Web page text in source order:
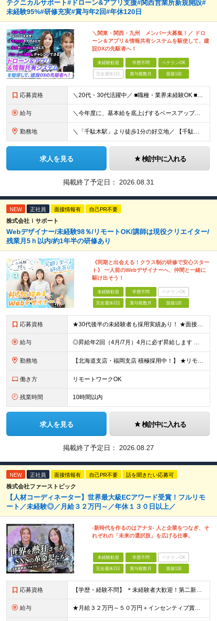
テクニカルサポート#ドローン&アプリ支援#関西営業所新規開設#
未経験95%#研修充実#賞与年2回#年休120日
＼関東・関西・九州 メンバー大募集！／ ドロ
ーン＆アプリ＆情報共有システムを駆使して、建
設DXの先駆者へ！
未経験歓迎 学歴不問 ベテランOK
完全週休2日 賞与複数月 面接1回
応募資格 ＼20代・30代活躍中／ ■職種・業界未経験OK ■第二新卒歓迎 ■学歴不問 ＼こんな方にぴったりです／ ◎ドローン操縦、最新のガジェット、映像クリエイティブに興味がある方 ◎ゲームや機械をいじるの
給与 ＼今年度に、基本給を底上げするベースアップを実施！／ ◆月給23万～40万円＋賞与年2回＋交通費全額支給 ※経験・資格・能力等を考慮の上、当社規定により優遇します。 ※上記の金額に加えて、時間外手当
勤務地 ＼「千駄木駅」より徒歩1分の好立地／ 【千駄木営業所】 東京都文京区千駄木3-31-12 ワコーレ千駄木ビル4階 ☆他の拠点でも募集中！ 【関西営業所】 大阪府大阪市西区西本町1-7-21 ニシモト
求人を見る 検討中に入れる
掲載終了予定日： 2026.08.31
NEW 正社員 面接情報有 自己PR不要
株式会社ｉサポート
Webデザイナー/未経験98％/リモートOK/講師は現役クリエイター/
残業月5ｈ以内/約1年半の研修あり
《同期と出会える！クラス制の研修で安心スター
ト》 一人前のWebデザイナーへ、仲間と一緒に
駆け出そう！
未経験歓迎 学歴不問 ベテランOK
完全週休2日 賞与複数月 面接1回
応募資格 ★30代後半の未経験者も採用実績あり！ ★面接では堅苦しい志望理由は必要ナシ！ ★面接後には社内見学も実施中♪社内の雰囲気をぜひ感じてみてください！ 「やってみたいと思ったから」 「デザイナーになんと
給与 ◎昇給年2回（4月/7月）4月に必ず昇給します ◎入社1年後にはメンバーの90％が年収45万円UPを実現！ ◎賞与年2回（6月/12月） ■東京・埼玉・千葉・神奈川 月給22万円～30万円＋賞与年2
勤務地 【北海道支店・福岡支店 積極採用中！】 ★リモートワーク勤務も可能 ★転居を伴う転勤はありません ★U・Iターン歓迎 ※勤務地は各プロジェクト先に準ずる ※勤務地は希望を考慮して決定します ＼北海道
働き方 リモートワークOK
残業時間 10時間以内
求人を見る 検討中に入れる
掲載終了予定日： 2026.08.27
NEW 正社員 面接情報有 自己PR不要 話を聞きたい応募可
株式会社ファーストピック
【人材コーディネーター】世界最大級ECアワード受賞！フルリモ
ート／未経験◎／月給３２万円～／年休１３０日以上／
-新時代を作るのはアナタ- 人と企業をつなぎ、そ
れぞれの「未来の選択肢」を広げる仕事。
未経験歓迎 学歴不問 ベテランOK
完全週休2日 賞与複数月 面接1回
応募資格 【学歴・経験不問】 ＊未経験者大歓迎！第二新卒歓迎/充実研修/WEB面接可能＊ 「 営業ってなんとなく難しそう・・・ 」 「 AIとかSNSなんて分からない・・・ 」 という未経験の方でも安心して
給与 ★月給３２万円～５０万円＋インセンティブ賞与＋決算賞与★ （30時間の固定残業代、一律月54,750円を含む。超過分は支給） ※経験・スキルを考慮の上、決定 ※昇給：随時あり 【インセンティブについ